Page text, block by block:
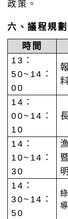
政策。
六、議程規劃
時間
13：
50~14：
00
14：
00~14：
10
14：
10~14：
30
明
14：
30~14：
50
導